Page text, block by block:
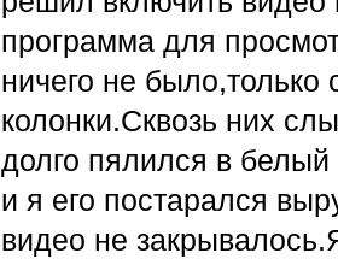
программа для
ничего не
колонки.Сквозь них
долго пялился в
и я его постарался
видео не